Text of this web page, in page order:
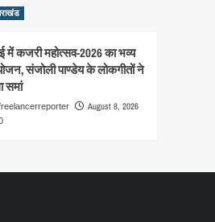
में कजरी महोत्सव-2026 का भव्य
संजोली पाण्डेय के लोकगीतों ने
समां
August 8, 2026